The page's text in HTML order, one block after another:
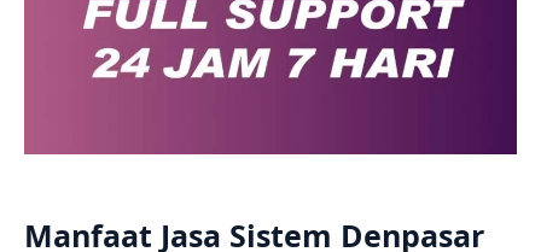
Manfaat Jasa Sistem Denpasar